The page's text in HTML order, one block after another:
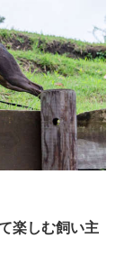
楽しむ飼い主